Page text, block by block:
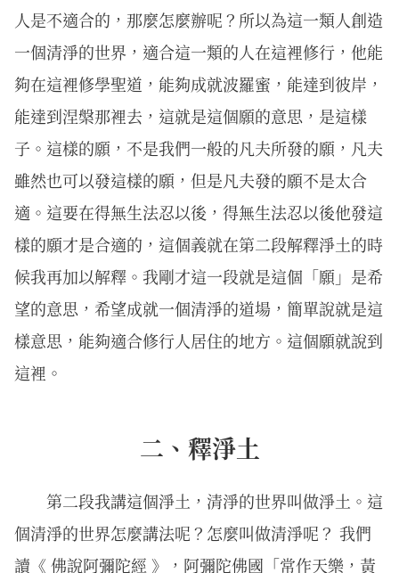
人是不適合的，那麼怎麼辦呢？所以為這一類人創造
一個清淨的世界，適合這一類的人在這裡修行，他能
夠在這裡修學聖道，能夠成就波羅蜜，能達到彼岸，
能達到涅槃那裡去，這就是這個願的意思，是這樣
子。這樣的願，不是我們一般的凡夫所發的願，凡夫
雖然也可以發這樣的願，但是凡夫發的願不是太合
適。這要在得無生法忍以後，得無生法忍以後他發這
樣的願才是合適的，這個義就在第二段解釋淨土的時
候我再加以解釋。我剛才這一段就是這個「願」是希
望的意思，希望成就一個清淨的道場，簡單說就是這
樣意思，能夠適合修行人居住的地方。這個願就說到
這裡。
二、釋淨土
第二段我講這個淨土，清淨的世界叫做淨土。這
個清淨的世界怎麼講法呢？怎麼叫做清淨呢？ 我們
讀《 佛說阿彌陀經 》，阿彌陀佛國「常作天樂，黃